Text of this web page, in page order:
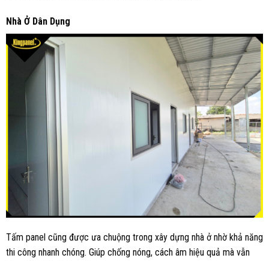
Nhà Ở Dân Dụng
Tấm panel cũng được ưa chuộng trong xây dựng nhà ở nhờ khả năng
thi công nhanh chóng. Giúp chống nóng, cách âm hiệu quả mà vẫn